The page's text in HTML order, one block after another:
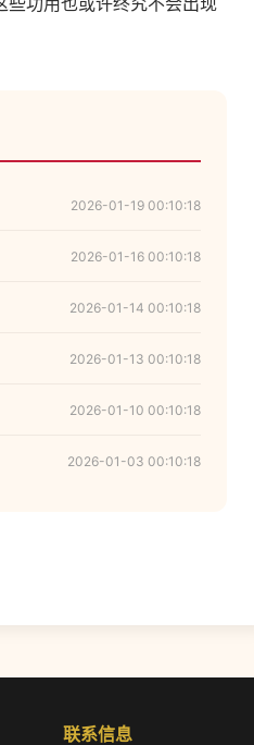
2026-01-19 00:10:18
2026-01-16 00:10:18
2026-01-14 00:10:18
2026-01-13 00:10:18
2026-01-10 00:10:18
2026-01-03 00:10:18
联系信息